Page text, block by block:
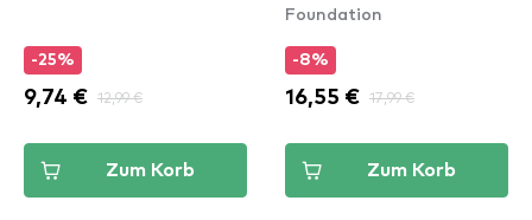
-25%
9,74 € 12,99 €
Zum Korb
Honey
Foundation
-8%
16,55 € 17,99 €
Zum Korb